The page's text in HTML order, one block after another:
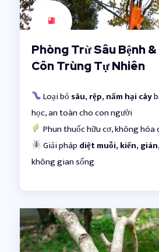
Phòng Trừ Sâu Bệnh
Côn Trùng Tự Nhiên
Loại bỏ sâu, rệp, nấm hại cây
học, an toàn cho con người
Phun thuốc hữu cơ, không hóa
Giải pháp diệt muỗi, kiến,
không gian sống